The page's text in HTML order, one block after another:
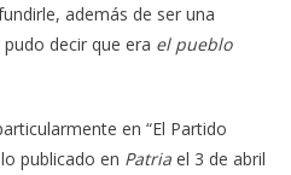
además de ser una
decir que era el pueblo
en “El Partido
publicado en Patriael 3 de abril